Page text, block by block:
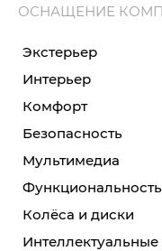
ОСНАЩЕНИЕ
Экстерьер
Интерьер
Комфорт
Безопасность
Мультимедиа
Функциональность
Колёса и диски